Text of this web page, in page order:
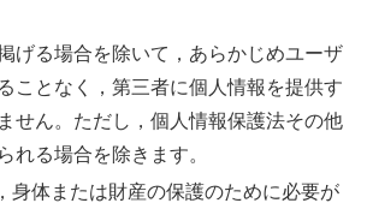
げる場合を除いて，あらかじめユーザ
ことなく，第三者に個人情報を提供す
せん。ただし，個人情報保護法その他
れる場合を除きます。
身体または財産の保護のために必要が